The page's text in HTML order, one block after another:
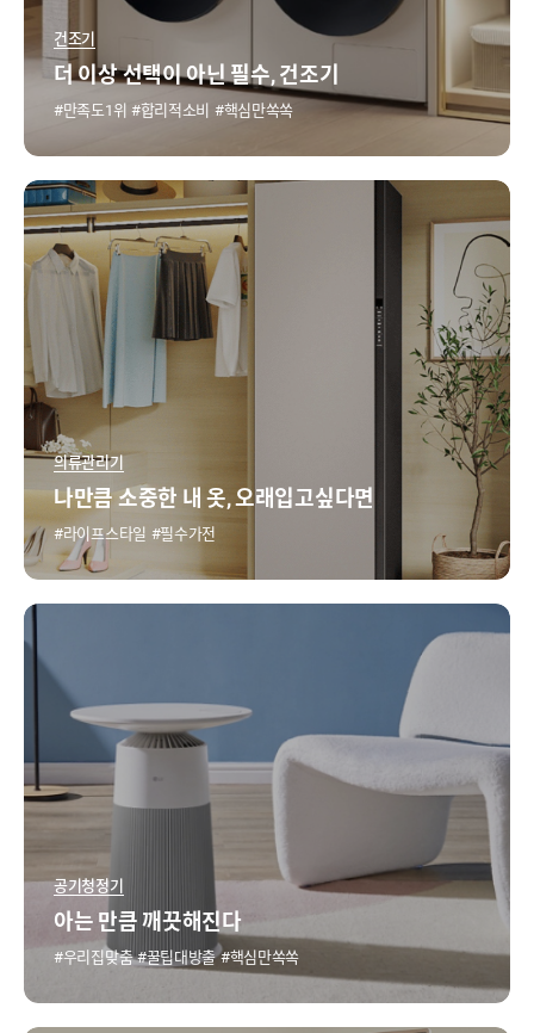
건조기
더 이상 선택이 아닌 필수, 건조기
만족도1위 합리적소비 핵심만쏙쏙
의류관리기
나만큼 소중한 내 옷, 오래입고싶다면
라이프스타일 필수가전
공기청정기
아는 만큼 깨끗해진다
우리집맞춤 꿀팁대방출 핵심만쏙쏙